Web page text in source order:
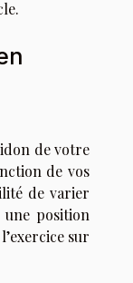
de votre
de vos
de varier
position
sur